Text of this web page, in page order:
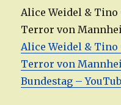
Alice Weidel &
Terror von
Alice Weidel &
Terror von
Bundestag –